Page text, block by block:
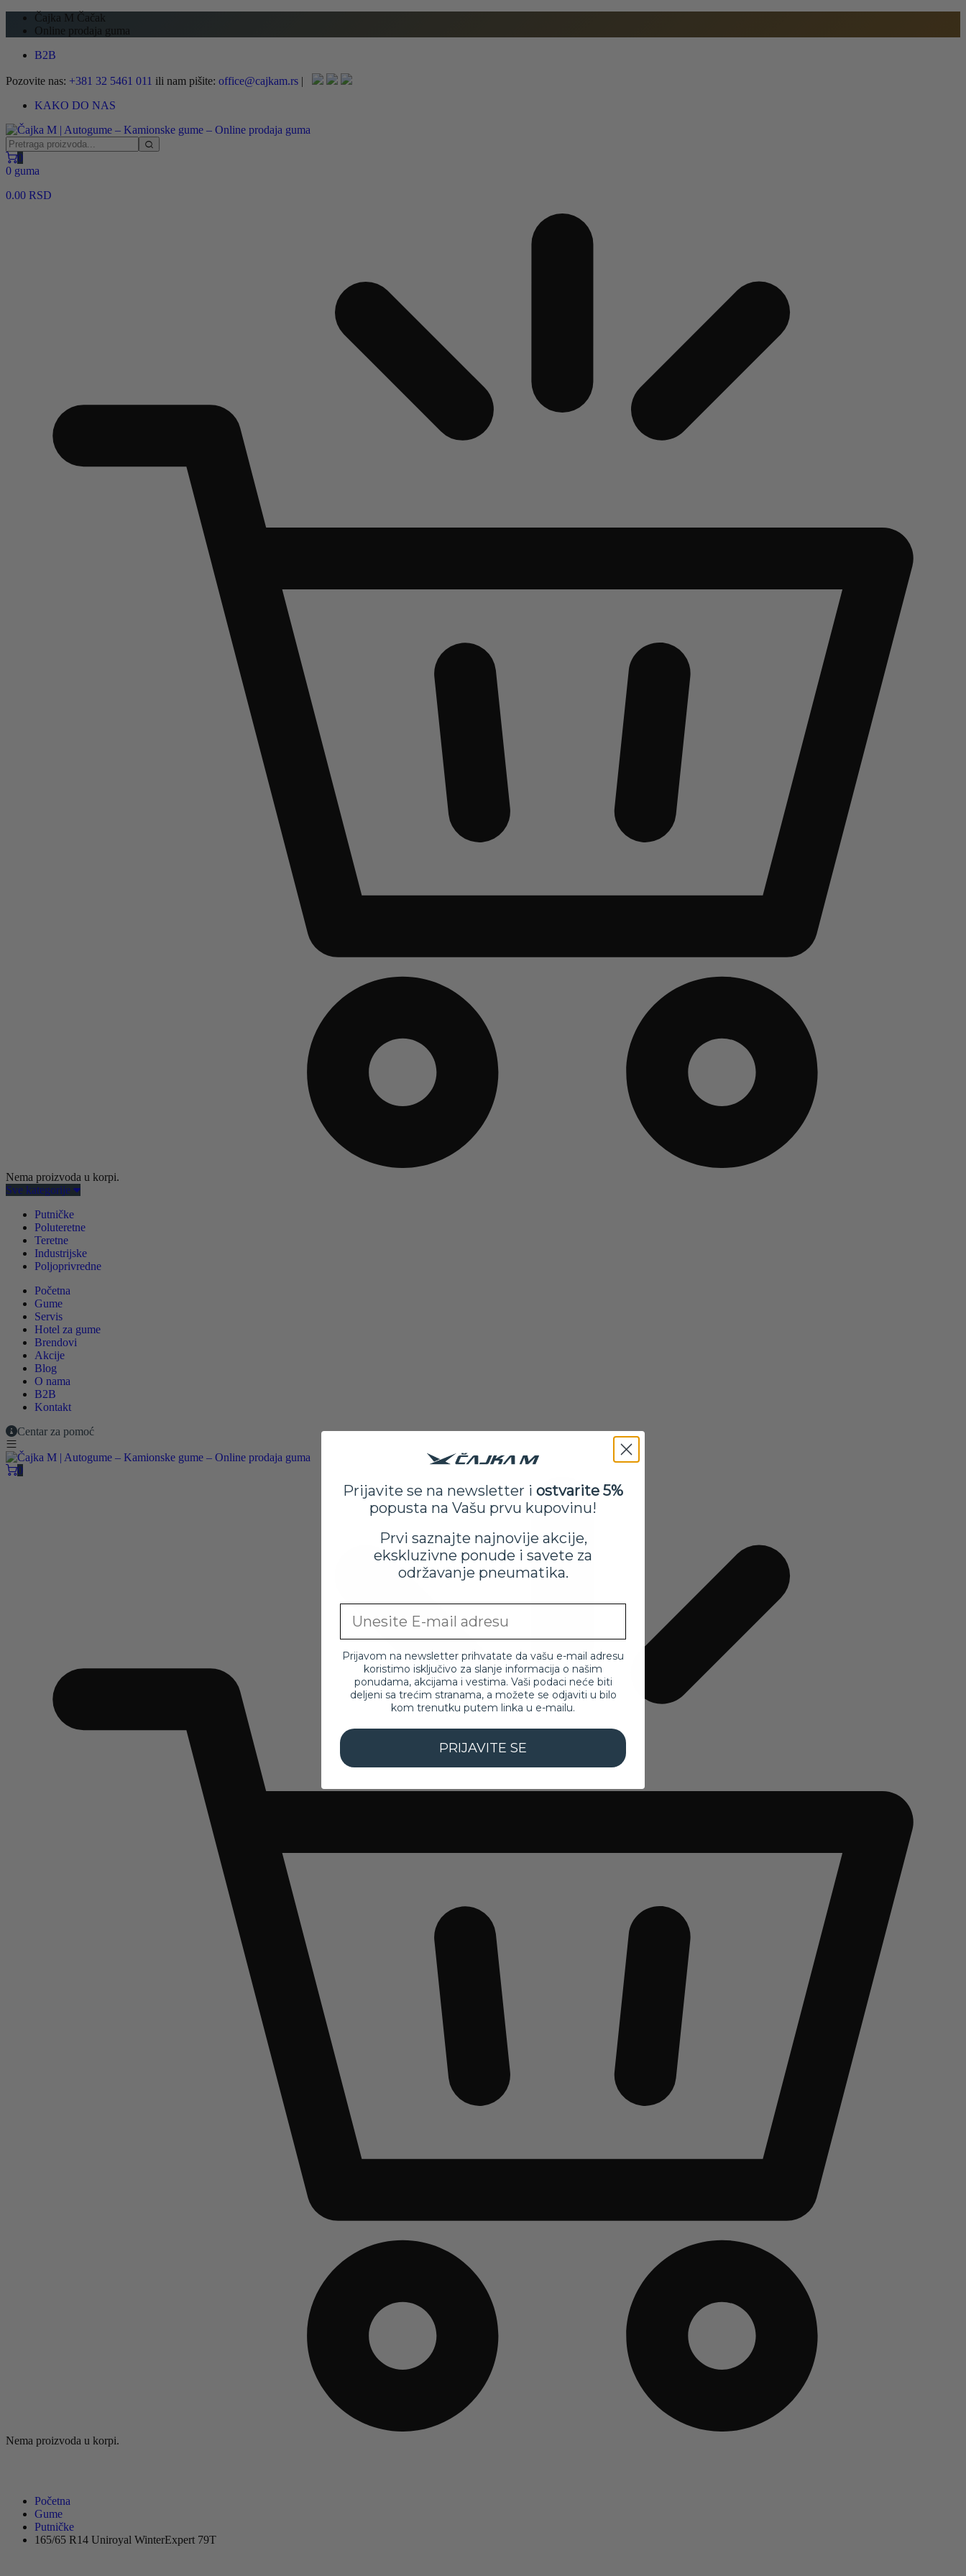
Čajka M Čačak
Online prodaja guma
B2B
Pozovite nas: +381 32 5461 011 ili nam pišite: office@cajkam.rs |
KAKO DO NAS
0
0 guma
0.00 RSD
Nema proizvoda u korpi.
Sve kategorije
Putničke
Poluteretne
Teretne
Industrijske
Poljoprivredne
Početna
Gume
Servis
Hotel za gume
Brendovi
Akcije
Blog
O nama
B2B
Kontakt
Centar za pomoć
0
Nema proizvoda u korpi.
Početna
Gume
Putničke
165/65 R14 Uniroyal WinterExpert 79T
Prijavite se na newsletter i ostvarite 5%
popusta na Vašu prvu kupovinu!
Prvi saznajte najnovije akcije,
ekskluzivne ponude i savete za
održavanje pneumatika.
Email
Prijavom na newsletter prihvatate da vašu e-mail adresu
koristimo isključivo za slanje informacija o našim
ponudama, akcijama i vestima. Vaši podaci neće biti
deljeni sa trećim stranama, a možete se odjaviti u bilo
kom trenutku putem linka u e-mailu.
PRIJAVITE SE